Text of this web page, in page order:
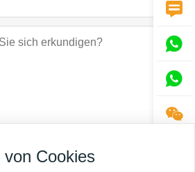
Datenschutz-Bestimmungen




Cookies